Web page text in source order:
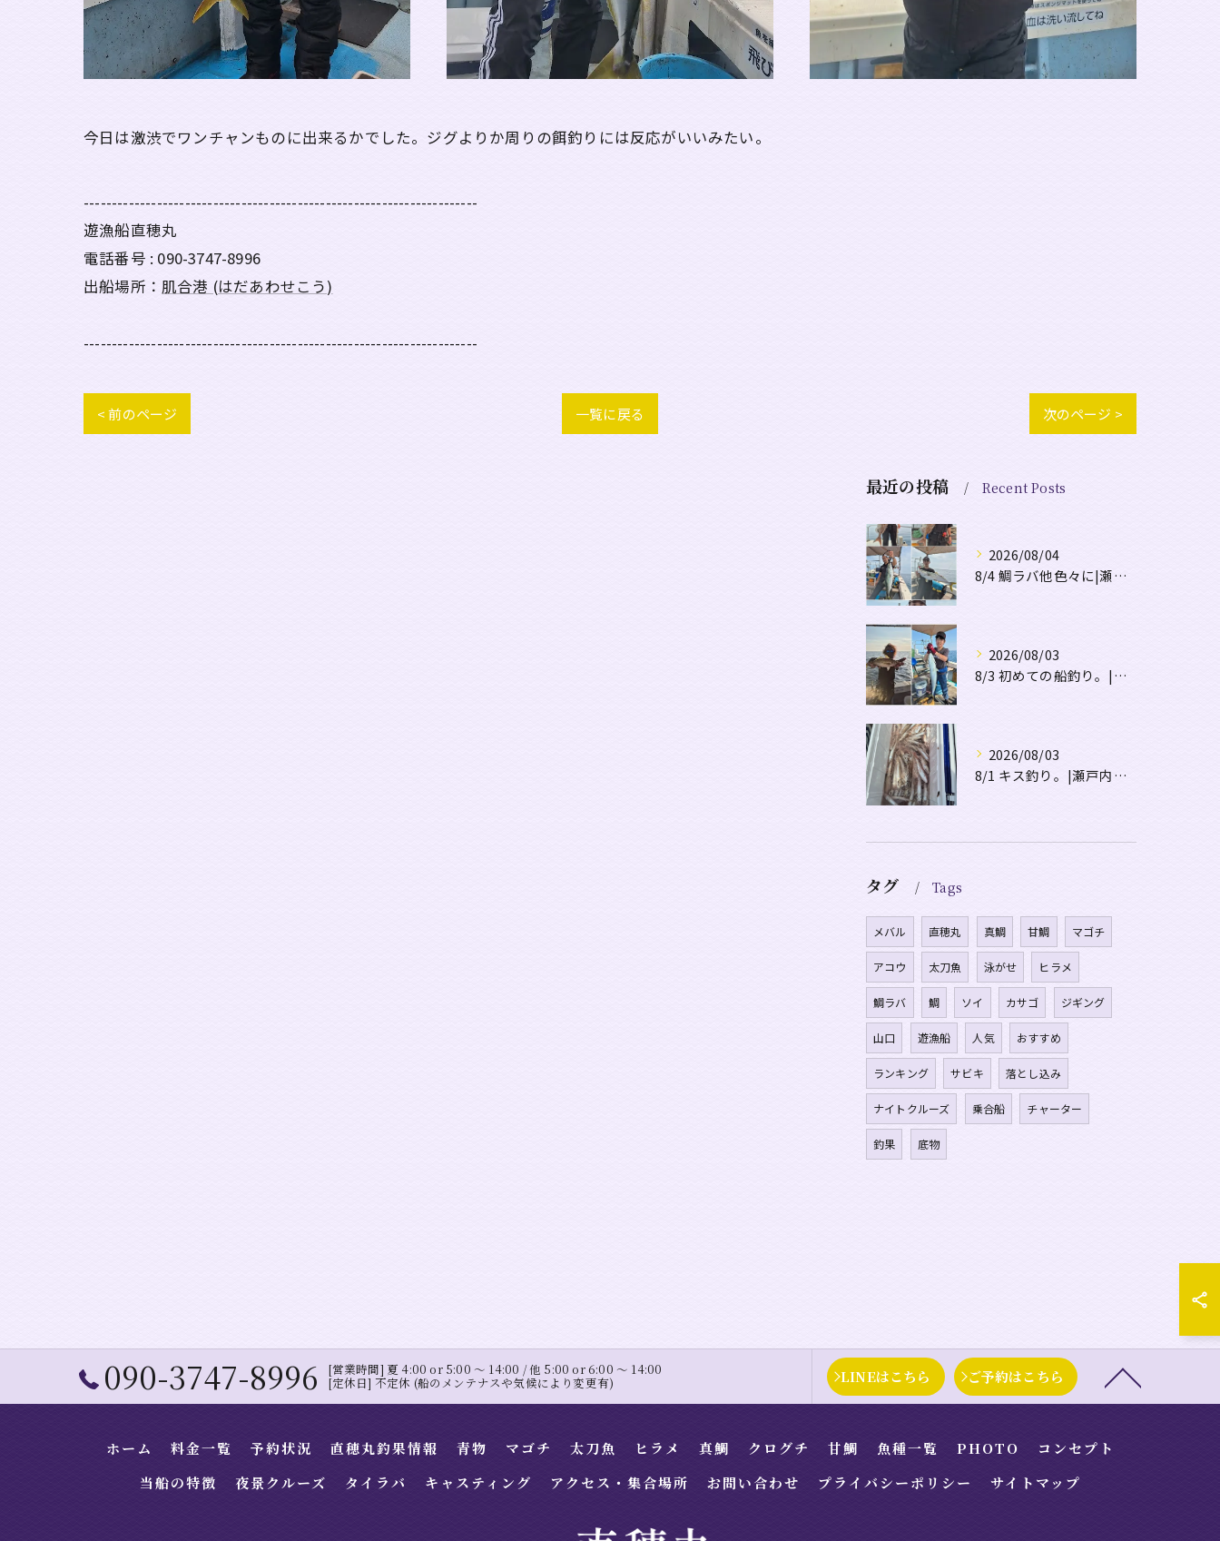
今日は激渋でワンチャンものに出来るかでした。ジグよりか周りの餌釣りには反応がいいみたい。
----------------------------------------------------------------------
遊漁船直穂丸
電話番号 : 090-3747-8996
出船場所： 肌合港 (はだあわせこう)
----------------------------------------------------------------------
< 前のページ 一覧に戻る 次のページ >
最近の投稿 Recent Posts
2026/08/04
8/4 鯛ラバ他色々に|瀬戸内・山口・周南【遊漁船直穂丸】
2026/08/03
8/3 初めての船釣り。|瀬戸内・山口・周南【遊漁船直穂丸】
2026/08/03
8/1 キス釣り。|瀬戸内・山口・周南【遊漁船直穂丸】
タグ Tags
メバル 直穂丸 真鯛 甘鯛 マゴチ
アコウ 太刀魚 泳がせ ヒラメ
鯛ラバ 鯛 ソイ カサゴ ジギング
山口 遊漁船 人気 おすすめ
ランキング サビキ 落とし込み
ナイトクルーズ 乗合船 チャーター
釣果 底物
090-3747-8996
[営業時間] 夏 4:00 or 5:00 〜 14:00 / 他 5:00 or 6:00 〜 14:00
[定休日] 不定休 (船のメンテナスや気候により変更有)
LINEはこちら ご予約はこちら
ホーム 料金一覧 予約状況 直穂丸釣果情報 青物 マゴチ 太刀魚 ヒラメ 真鯛 クログチ 甘鯛 魚種一覧 PHOTO
コンセプト
当船の特徴
夜景クルーズ タイラバ キャスティング アクセス・集合場所 お問い合わせ プライバシーポリシー サイトマップ